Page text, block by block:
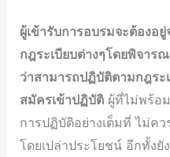
ผู้เข้ารับการอบรมจะต้องอ
กฎระเบียบต่างๆโดยพิจาร
ว่าสามารถปฏิบัติตามกฎระ
สมัครเข้าปฏิบัติผู้ที่ไม่พร้อ
การปฏิบัติอย่างเต็มที่ ไม่คว
โดยเปล่าประโยชน์ อีกทั้งยั